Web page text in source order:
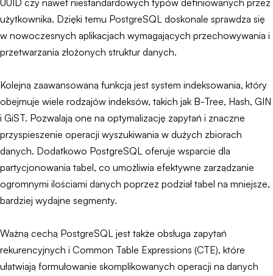
UUID czy nawet niestandardowych typów definiowanych przez
użytkownika. Dzięki temu PostgreSQL doskonale sprawdza się
w nowoczesnych aplikacjach wymagających przechowywania i
przetwarzania złożonych struktur danych.
Kolejną zaawansowaną funkcją jest system indeksowania, który
obejmuje wiele rodzajów indeksów, takich jak B-Tree, Hash, GIN
i GiST. Pozwalają one na optymalizację zapytań i znaczne
przyspieszenie operacji wyszukiwania w dużych zbiorach
danych. Dodatkowo PostgreSQL oferuje wsparcie dla
partycjonowania tabel, co umożliwia efektywne zarządzanie
ogromnymi ilościami danych poprzez podział tabel na mniejsze,
bardziej wydajne segmenty.
Ważną cechą PostgreSQL jest także obsługa zapytań
rekurencyjnych i Common Table Expressions (CTE), które
ułatwiają formułowanie skomplikowanych operacji na danych